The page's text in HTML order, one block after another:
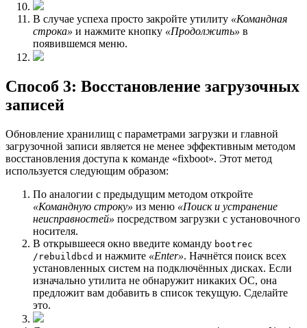
В случае успеха просто закройте утилиту «Командная
строка» и нажмите кнопку «Продолжить» в
появившемся меню.
Способ 3: Восстановление загрузочных
записей
Обновление хранилищ с параметрами загрузки и главной
загрузочной записи является не менее эффективным методом
восстановления доступа к команде «fixboot». Этот метод
используется следующим образом:
По аналогии с предыдущим методом откройте
«Командную строку» из меню «Поиск и устранение
неисправностей» посредством загрузки с установочного
носителя.
В открывшееся окно введите команду bootrec
/rebuildbcd и нажмите «Enter». Начнётся поиск всех
установленных систем на подключённых дисках. Если
изначально утилита не обнаружит никаких ОС, она
предложит вам добавить в список текущую. Сделайте
это.